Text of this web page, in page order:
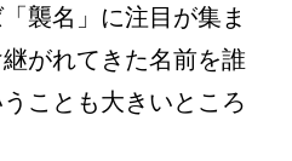
襲名」に注目が集ま
がれてきた名前を誰
ことも大きいところ